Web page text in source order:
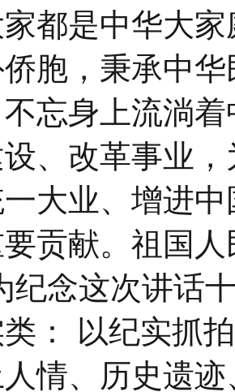
都是中华大
胞，秉承中
忘身上流淌
、改革事业
大业、增进
贡献。祖国
纪念这次讲话
： 以纪实抓
情、历史遗